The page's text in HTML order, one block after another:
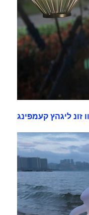
זונ ליגהץ קעמפּינג